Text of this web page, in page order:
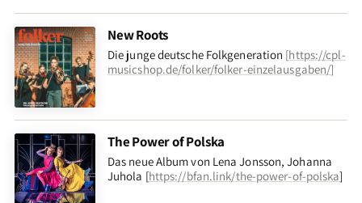
New Roots
Die junge deutsche Folkgeneration [https://cpl-
musicshop.de/folker/folker-einzelausgaben/]
The Power of Polska
Das neue Album von Lena Jonsson, Johanna
Juhola [https://bfan.link/the-power-of-polska]